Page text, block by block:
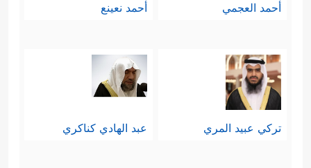
أحمد العجمي أحمد نعينع
تركي عبيد المري عبد الهادي كناكري